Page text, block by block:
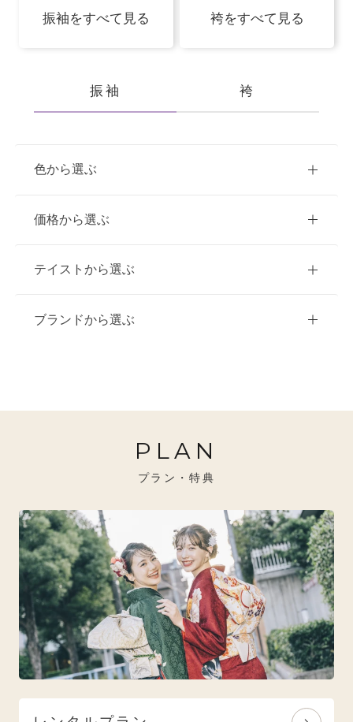
振袖をすべて見る 袴をすべて見る
振袖 袴
色から選ぶ
赤
価格から選ぶ
ご購入
10万円台以下
20万円～26万円未満
26万円～31万円未満
テイストから選ぶ
クラシック
クール
ナチュラル
ブランドから選ぶ
イエベ秋におすすめ
ブルべ夏におすすめ
ブルべ冬におすすめ
特選技法
オリジナルブランド
人気モデルブランド
PLAN
プラン・特典